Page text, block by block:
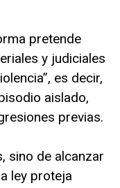
pretende
y judiciales
es decir,
aislado,
previas.
sino de alcanzar
ley proteja